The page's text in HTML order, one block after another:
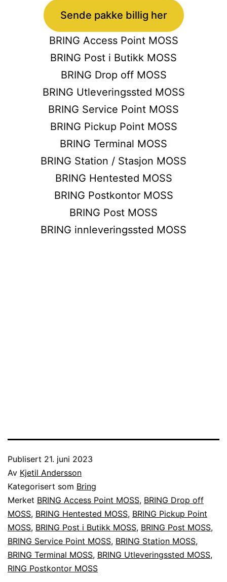
Sende pakke billig her
BRING Access Point MOSS
BRING Post i Butikk MOSS
BRING Drop off MOSS
BRING Utleveringssted MOSS
BRING Service Point MOSS
BRING Pickup Point MOSS
BRING Terminal MOSS
BRING Station / Stasjon MOSS
BRING Hentested MOSS
BRING Postkontor MOSS
BRING Post MOSS
BRING innleveringssted MOSS
Publisert 21. juni 2023
Av Kjetil Andersson
Kategorisert som Bring
Merket BRING Access Point MOSS, BRING Drop off
MOSS, BRING Hentested MOSS, BRING Pickup Point
MOSS, BRING Post i Butikk MOSS, BRING Post MOSS,
BRING Service Point MOSS, BRING Station MOSS,
BRING Terminal MOSS, BRING Utleveringssted MOSS,
RING Postkontor MOSS